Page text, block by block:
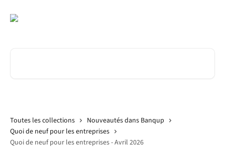
Toutes les collections
Nouveautés dans Banqup
Quoi de neuf pour les entreprises
Quoi de neuf pour les entreprises - Avril 2026